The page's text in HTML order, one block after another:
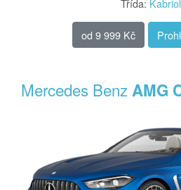
Třída:
od 9 999 Kč
Mercedes BenzAMG